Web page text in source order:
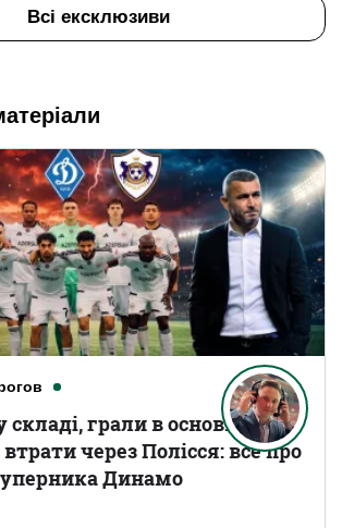
Всі ексклюзиви
складі, грали в основному
через Полісся: все про
Динамо